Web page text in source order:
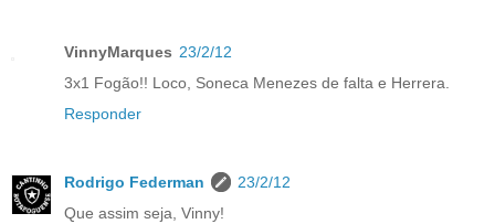
VinnyMarques 23/2/12
3x1 Fogão!! Loco, Soneca Menezes de falta e Herrera.
Responder
Rodrigo Federman
23/2/12
Que assim seja, Vinny!